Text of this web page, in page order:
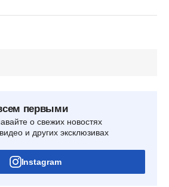
первыми
о свежих новостях
и других эксклюзивах
Instagram